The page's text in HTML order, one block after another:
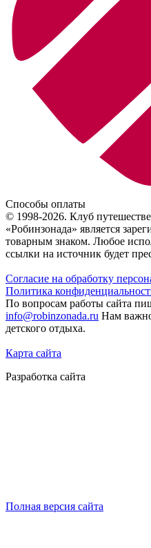
Способы оплаты
© 1998-2026. Клуб
«Робинзонада» является
товарным знаком. Любое
ссылки на источник будет
Согласие на обработку
Политика
По вопросам работы сайта
info@robinzonada.ru Нам
детского отдыха.
Карта сайта
Разработка сайта
Полная версия сайта